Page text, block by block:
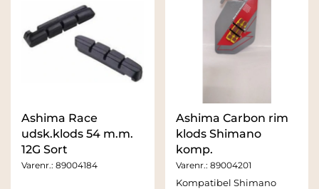
Ashima Race
udsk.klods 54 m.m.
12G Sort
Varenr.: 89004184
Ashima Carbon rim
klods Shimano
komp.
Varenr.: 89004201
Kompatibel Shimano